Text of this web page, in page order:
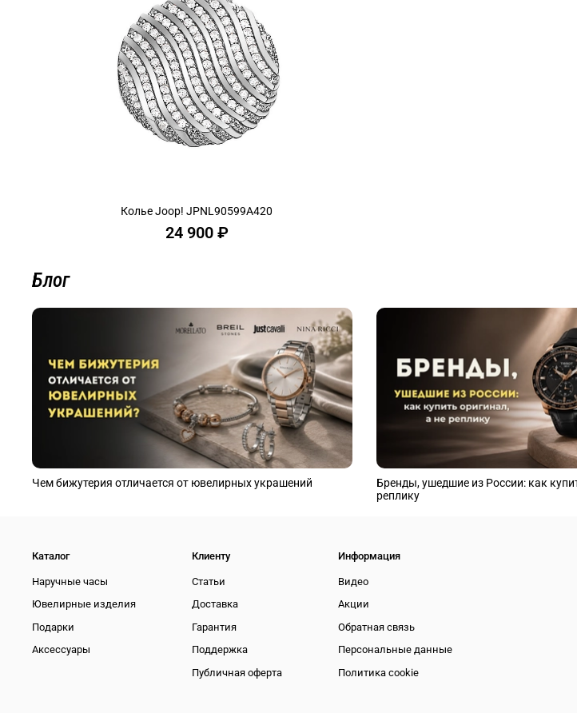
Колье Joop! JPNL90599A420
24 900 ₽
Блог
Чем бижутерия отличается от ювелирных украшений
Бренды, ушедшие из России: как
реплику
Каталог
Наручные часы
Ювелирные изделия
Подарки
Аксессуары
Клиенту
Статьи
Доставка
Гарантия
Поддержка
Публичная оферта
Информация
Видео
Акции
Обратная связь
Персональные данные
Политика cookie